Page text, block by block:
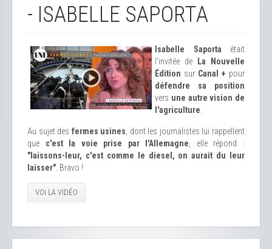
- ISABELLE SAPORTA
Isabelle Saporta était
l'invitée de La Nouvelle
Édition sur Canal + pour
défendre sa position
vers une autre vision de
l'agriculture
Au sujet des fermes usines , dont les journalistes lui rappellent
que c'est la voie prise par l'Allemagne , elle répond :
"laissons-leur, c'est comme le diesel, on aurait du leur
laisser" . Bravo !
VOI LA VIDÉO